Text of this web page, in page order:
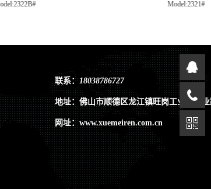
Model:2321#
联系：18038786727
地址：佛山市顺德区龙江镇旺岗工业区兴
网址：www.xuemeiren.com.cn